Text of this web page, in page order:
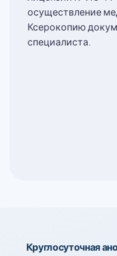
осуществление
Ксерокопию
специалиста.
Круглосуточная